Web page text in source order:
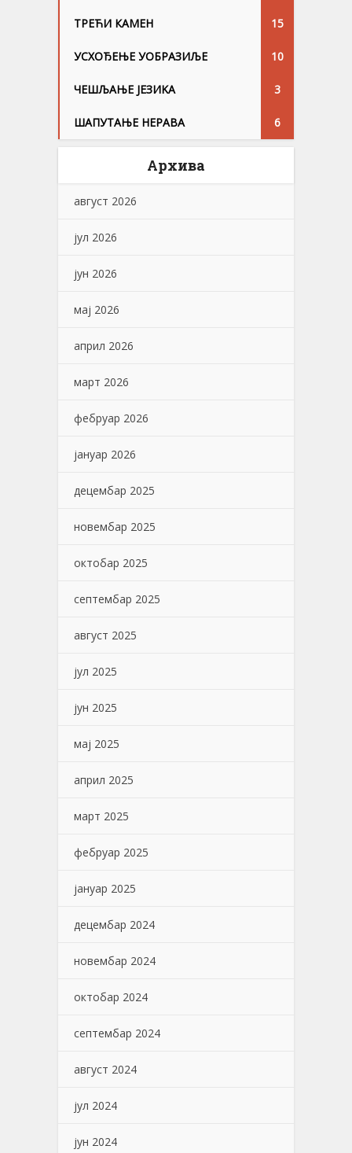
ТРЕЋИ КАМЕН 15
УСХОЂЕЊЕ УОБРАЗИЉЕ 10
ЧЕШЉАЊЕ ЈЕЗИKА 3
ШАПУТАЊЕ НЕРАВА 6
Архива
август 2026
јул 2026
јун 2026
мај 2026
април 2026
март 2026
фебруар 2026
јануар 2026
децембар 2025
новембар 2025
октобар 2025
септембар 2025
август 2025
јул 2025
јун 2025
мај 2025
април 2025
март 2025
фебруар 2025
јануар 2025
децембар 2024
новембар 2024
октобар 2024
септембар 2024
август 2024
јул 2024
јун 2024